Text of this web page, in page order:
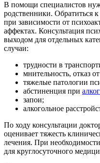
В помощи специалистов
родственники. Обратиться
при зависимости от
аффектах. Консультация
выходом для отдельных
случаи:
трудности в
мнительность, отказ
тяжелые патологии
абстиненция при
запои;
алкогольное
По ходу консультации
оценивает тяжесть
лечения. При
для круглосуточного